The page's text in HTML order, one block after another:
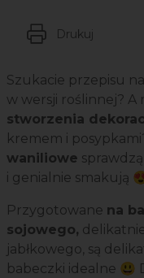
Drukuj
Szukacie przepisu
w wersji roślinnej?
stworzenia
kremem i
waniliowe
i genialnie smakują
Przygotowane na
sojowego,
jabłkowego, są
babeczki idealne 😃